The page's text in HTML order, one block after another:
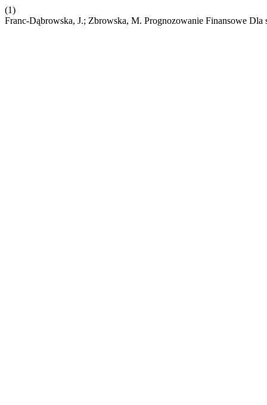
(1)
Franc-Dąbrowska, J.; Zbrowska, M. Prognozowanie Finansowe Dla